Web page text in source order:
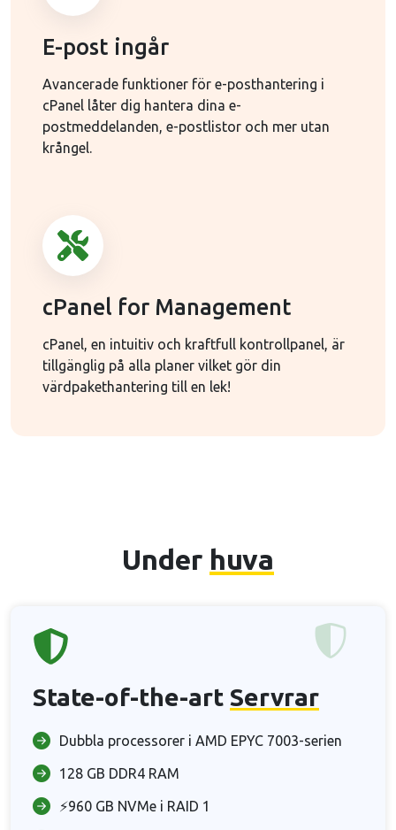
E-post ingår
Avancerade funktioner för e-posthantering i
cPanel låter dig hantera dina e-
postmeddelanden, e-postlistor och mer utan
krångel.
cPanel for Management
cPanel, en intuitiv och kraftfull kontrollpanel, är
tillgänglig på alla planer vilket gör din
värdpakethantering till en lek!
Under huva
State-of-the-art Servrar
Dubbla processorer i AMD EPYC 7003-serien
128 GB DDR4 RAM
⚡960 GB NVMe i RAID 1